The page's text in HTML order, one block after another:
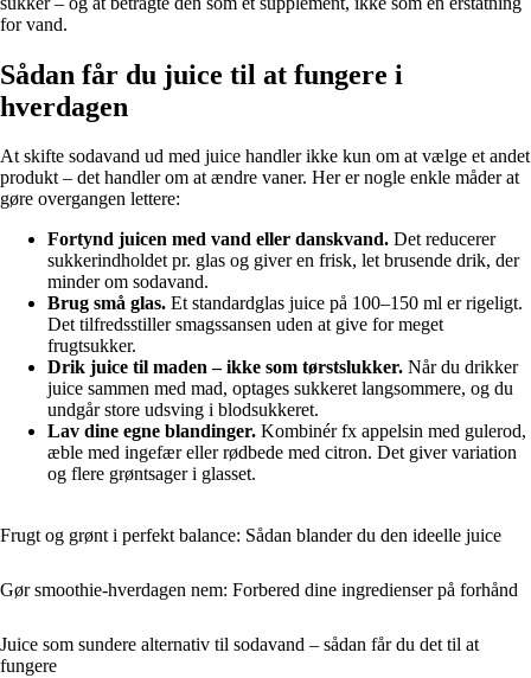
for vand.
Sådan får du juice til at fungere i
hverdagen
At skifte sodavand ud med juice handler ikke kun om at vælge et andet
produkt – det handler om at ændre vaner. Her er nogle enkle måder at
gøre overgangen lettere:
Fortynd juicen med vand eller danskvand. Det reducerer
sukkerindholdet pr. glas og giver en frisk, let brusende drik, der
minder om sodavand.
Brug små glas. Et standardglas juice på 100–150 ml er rigeligt.
Det tilfredsstiller smagssansen uden at give for meget
frugtsukker.
Drik juice til maden – ikke som tørstslukker. Når du drikker
juice sammen med mad, optages sukkeret langsommere, og du
undgår store udsving i blodsukkeret.
Lav dine egne blandinger. Kombinér fx appelsin med gulerod,
æble med ingefær eller rødbede med citron. Det giver variation
og flere grøntsager i glasset.
Frugt og grønt i perfekt balance: Sådan blander du den ideelle juice
Gør smoothie-hverdagen nem: Forbered dine ingredienser på forhånd
Juice som sundere alternativ til sodavand – sådan får du det til at
fungere